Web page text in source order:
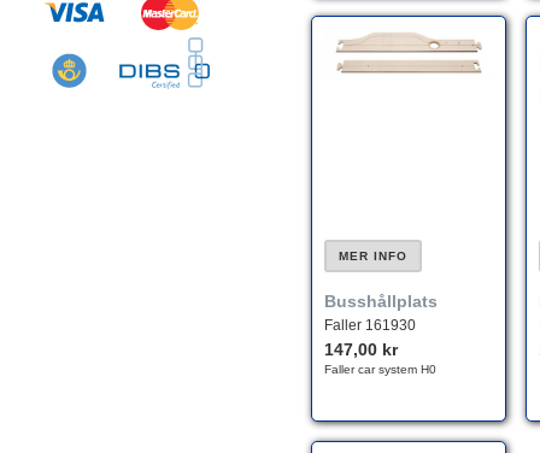
MER INFO
Busshållplats
Faller 161930
147,00 kr
Faller car system H0